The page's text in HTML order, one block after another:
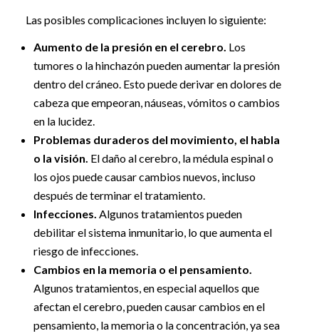
Las posibles complicaciones incluyen lo siguiente:
Aumento de la presión en el cerebro. Los
tumores o la hinchazón pueden aumentar la presión
dentro del cráneo. Esto puede derivar en dolores de
cabeza que empeoran, náuseas, vómitos o cambios
en la lucidez.
Problemas duraderos del movimiento, el habla
o la visión. El daño al cerebro, la médula espinal o
los ojos puede causar cambios nuevos, incluso
después de terminar el tratamiento.
Infecciones. Algunos tratamientos pueden
debilitar el sistema inmunitario, lo que aumenta el
riesgo de infecciones.
Cambios en la memoria o el pensamiento.
Algunos tratamientos, en especial aquellos que
afectan el cerebro, pueden causar cambios en el
pensamiento, la memoria o la concentración, ya sea